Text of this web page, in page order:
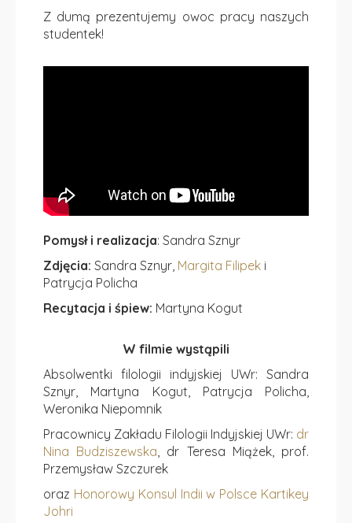
Z dumą prezentujemy owoc pracy naszych
studentek!
Pomysł i realizacja: Sandra Sznyr
Zdjęcia: Sandra Sznyr, Margita Filipek i
Patrycja Policha
Recytacja i śpiew: Martyna Kogut
W filmie wystąpili
Absolwentki filologii indyjskiej UWr: Sandra
Sznyr, Martyna Kogut, Patrycja Policha,
Weronika Niepomnik
Pracownicy Zakładu Filologii Indyjskiej UWr: dr
Nina Budziszewska, dr Teresa Miążek, prof.
Przemysław Szczurek
oraz Honorowy Konsul Indii w Polsce Kartikey
Johri